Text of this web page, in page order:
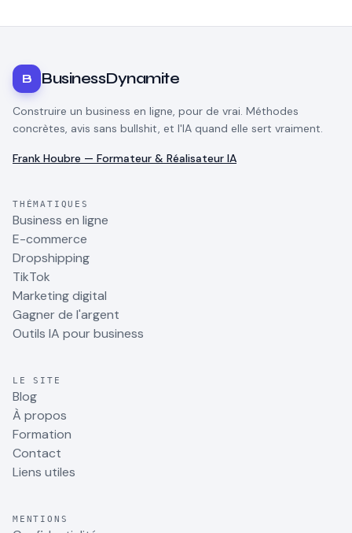
B BusinessDynamite
Construire un business en ligne, pour de vrai. Méthodes
concrètes, avis sans bullshit, et l'IA quand elle sert vraiment.
Frank Houbre — Formateur & Réalisateur IA
THÉMATIQUES
Business en ligne
E-commerce
Dropshipping
TikTok
Marketing digital
Gagner de l'argent
Outils IA pour business
LE SITE
Blog
À propos
Formation
Contact
Liens utiles
MENTIONS